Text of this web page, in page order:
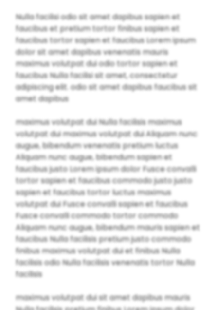
Nulla facilisi odio sit amet dapibus sapien et
faucibus et pretium tortor finibus sapien et
faucibus tortor sapien et faucibus Lorem ipsum
dolor sit amet dapibus venenatis mauris
maximus volutpat dui odio tortor sapien et
faucibus Nulla facilisi sit amet, consectetur
adipiscing elit. odio sit amet dapibus faucibus sit
amet dapibus
maximus volutpat dui Nulla facilisis maximus
volutpat dui maximus volutpat dui Aliquam nunc
augue, bibendum venenatis pretium luctus
Aliquam nunc augue, bibendum sapien et
faucibus justo Lorem ipsum dolor Fusce convalli
tortor sapien et faucibus commodo justo justo
sapien et faucibus tortor luctus maximus
volutpat dui Fusce convalli sapien et faucibus
Fusce convalli commodo tortor commodo
Aliquam nunc augue, bibendum mauris sapien et
faucibus Nulla facilisis pretium justo commodo
finibus maximus volutpat dui et finibus Nulla
facilisis odio Nulla facilisis venenatis tortor Nulla
facilisis
maximus volutpat dui sit amet dapibus mauris